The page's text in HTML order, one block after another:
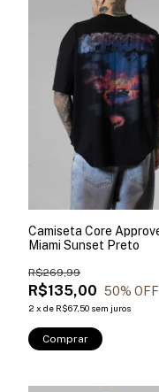
Camiseta Core
Miami Sunset Preto
R$135,00
R$269,99
50% OFF
2 x de R$67,50 sem juros
Comprar